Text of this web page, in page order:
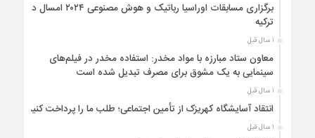
برگزاری مسابقات اوراسیا رباتیک و هوش مصنوعی ۲۰۲۴ امسال در
ترکیه
1 سال قبل
معاون ستاد مبارزه با مواد مخدر: استفاده مخدر در فیلم‌های
سینمایی به یک مشوق برای مصرف تبدیل شده است
1 سال قبل
انتقاد آسایشگاه کهریزک از تأمین اجتماعی؛ طلب ما را پرداخت کنید
1 سال قبل